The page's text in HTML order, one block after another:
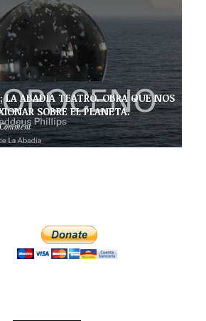
LA ABADÍA TEATRO. OBRA QUE NOS
SOBRE EL PLANETA.